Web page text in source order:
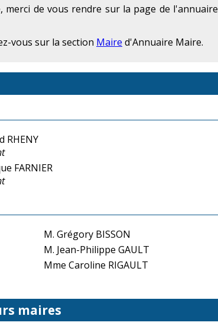
de vous rendre sur la page de l'annuaire
vous sur la section Maire d'Annuaire Maire.
RHENY
FARNIER
M. Grégory BISSON
M. Jean-Philippe GAULT
Mme Caroline RIGAULT
maires